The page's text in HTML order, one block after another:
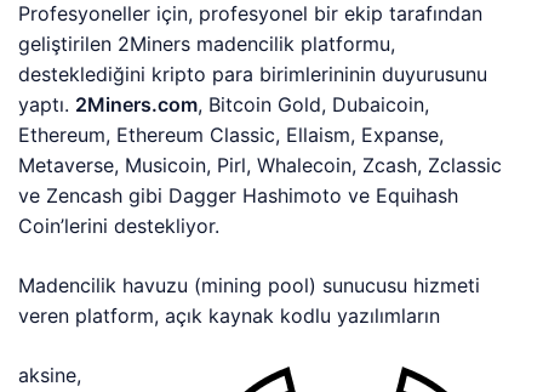
Profesyoneller için, profesyonel bir ekip tarafından
geliştirilen 2Miners madencilik platformu,
desteklediğini kripto para birimlerininin duyurusunu
yaptı. 2Miners.com, Bitcoin Gold, Dubaicoin,
Ethereum, Ethereum Classic, Ellaism, Expanse,
Metaverse, Musicoin, Pirl, Whalecoin, Zcash, Zclassic
ve Zencash gibi Dagger Hashimoto ve Equihash
Coin’lerini destekliyor.
Madencilik havuzu (mining pool) sunucusu hizmeti
veren platform, açık kaynak kodlu yazılımların
aksine,